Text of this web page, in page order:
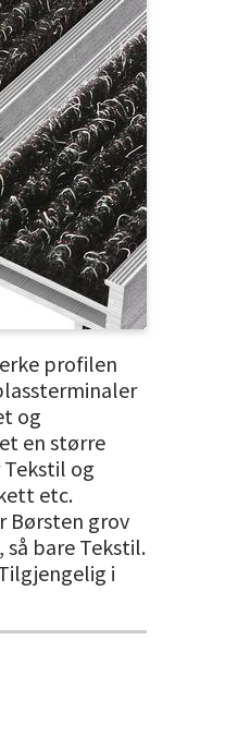
profilen
og
en større
og
etc.
Børsten grov
bare Tekstil.
i